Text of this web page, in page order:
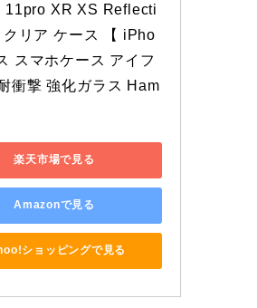
11pro XR XS Reflecti
リア ケース 【 iPho
スマホケース アイフ
衝撃 強化ガラス Ham
楽天市場で見る
Amazonで見る
ショッピングで見る